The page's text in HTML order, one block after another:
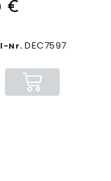
€
Nr. DEC7597